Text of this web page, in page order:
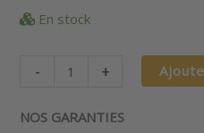
En stock
-
lapis
Harmonie
+
NOS GARANTIES